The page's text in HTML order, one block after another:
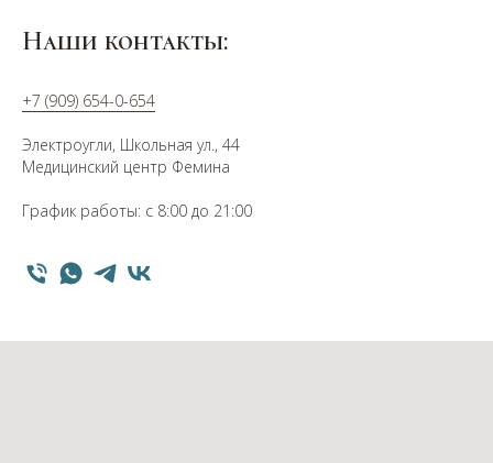
Наши контакты:
+7 (909) 654-0-654
Электроугли, Школьная ул., 44
Медицинский центр Фемина
График работы: с 8:00 до 21:00